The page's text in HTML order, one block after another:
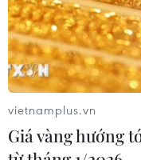
Bão Dolphin
Trung Quốc, cảnh
diện rộng
06/08/2026 08:36
vietnamplus.vn
Giá vàng hướng